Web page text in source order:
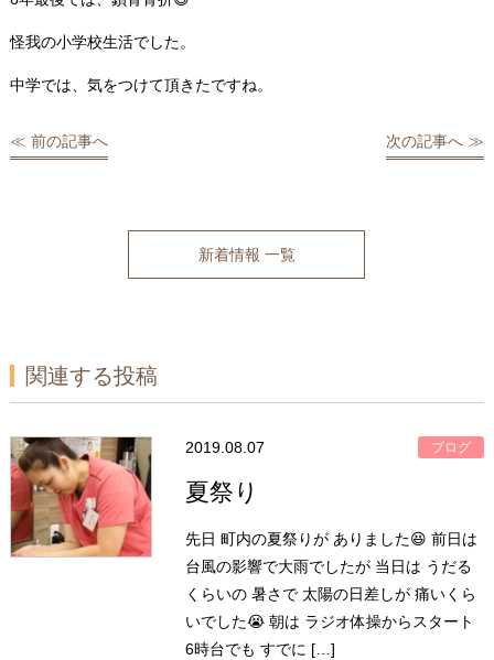
怪我の小学校生活でした。
中学では、気をつけて頂きたですね。
前の記事へ 次の記事へ
新着情報 一覧
関連する投稿
2019.08.07 ブログ
夏祭り
先日 町内の夏祭りが ありました😆 前日は
台風の影響で大雨でしたが 当日は うだる
くらいの 暑さで 太陽の日差しが 痛いくら
いでした😭 朝は ラジオ体操からスタート
6時台でも すでに […]